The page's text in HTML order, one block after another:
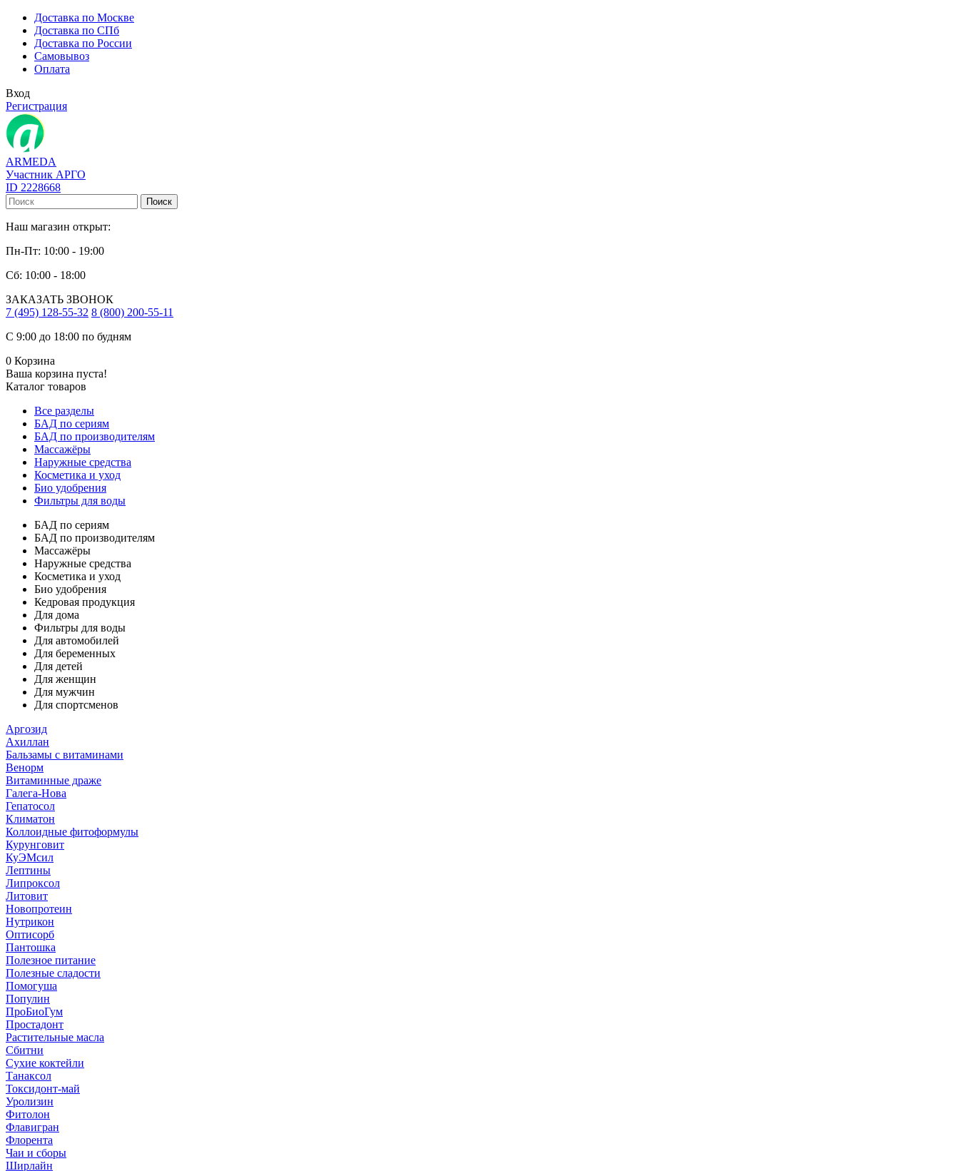
Доставка по Москве
Доставка по СПб
Доставка по России
Самовывоз
Оплата
Вход
Регистрация
ARMEDA
Участник АРГО
ID 2228668
Поиск
Наш магазин открыт:
Пн-Пт: 10:00 - 19:00
Сб: 10:00 - 18:00
ЗАКАЗАТЬ ЗВОНОК
7 (495) 128-55-32 8 (800) 200-55-11
С 9:00 до 18:00 по будням
0 Корзина
Ваша корзина пуста!
Каталог товаров
Все разделы
БАД по сериям
БАД по производителям
Массажёры
Наружные средства
Косметика и уход
Био удобрения
Фильтры для воды
БАД по сериям
БАД по производителям
Массажёры
Наружные средства
Косметика и уход
Био удобрения
Кедровая продукция
Для дома
Фильтры для воды
Для автомобилей
Для беременных
Для детей
Для женщин
Для мужчин
Для спортсменов
Аргозид
Ахиллан
Бальзамы с витаминами
Венорм
Витаминные драже
Галега-Нова
Гепатосол
Климатон
Коллоидные фитоформулы
Курунговит
КуЭМсил
Лептины
Липроксол
Литовит
Новопротеин
Нутрикон
Оптисорб
Пантошка
Полезное питание
Полезные сладости
Помогуша
Популин
ПроБиоГум
Простадонт
Растительные масла
Сбитни
Сухие коктейли
Танаксол
Токсидонт-май
Уролизин
Фитолон
Флавигран
Флорента
Чаи и сборы
Ширлайн